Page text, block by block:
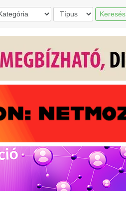
Keresés